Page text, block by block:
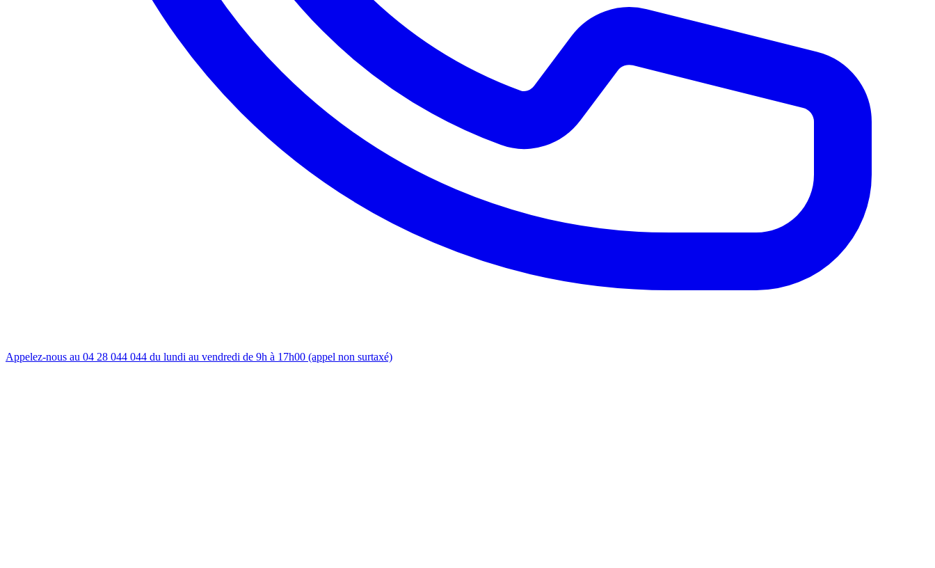
Appelez-nous au 04 28 044 044 du lundi au vendredi de 9h à 17h00 (appel non surtaxé)